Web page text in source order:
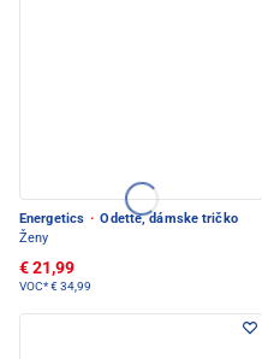
Energetics · Odette, dámske tričko
Ženy
€ 21,99
VOC*€ 34,99